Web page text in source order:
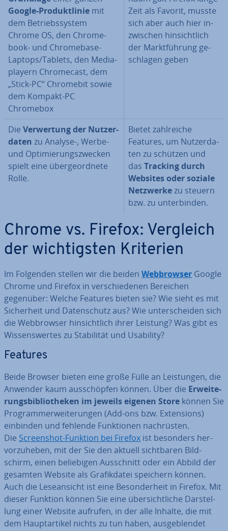
Google-Pro­dukt­li­nie mit
dem Be­triebs­sys­tem
Chrome OS, den Chrome­
book- und Chrome­ba­se-
Laptops/Tablets, den Me­dia­
play­ern Chro­me­cast, dem
„Stick-PC“ Chromebit sowie
dem Kompakt-PC
Chromebox
Zeit als Favorit, musste
sich aber auch hier in­
zwi­schen hin­sicht­lich
der Markt­füh­rung ge­
schla­gen geben
Die Ver­wer­tung der Nut­zer­
da­ten zu Analyse-, Werbe-
und Op­ti­mie­rungs­zwe­cken
spielt eine über­ge­ord­ne­te
Rolle.
Bietet zahl­rei­che
Features, um Nut­zer­da­
ten zu schützen und
das Tracking durch
Websites oder soziale
Netzwerkezu steuern
bzw. zu un­ter­bin­den.
Chrome vs. Firefox: Vergleich
der wich­tigs­ten Kriterien
Im Folgenden stellen wir die beiden Web­brow­ser Google
Chrome und Firefox in ver­schie­de­nen Bereichen
gegenüber: Welche Features bieten sie? Wie sieht es mit
Si­cher­heit und Da­ten­schutz aus? Wie un­ter­schei­den sich
die Web­brow­ser hin­sicht­lich ihrer Leistung? Was gibt es
Wis­sens­wer­tes zu Sta­bi­li­tät und Usability?
Features
Beide Browser bieten eine große Fülle an Leis­tun­gen, die
Anwender kaum aus­schöp­fen können. Über die Er­wei­te­
rungs­bi­blio­the­ken im jeweils eigenen Store können Sie
Pro­gramm­er­wei­te­run­gen (Add-ons bzw. Ex­ten­si­ons)
einbinden und fehlende Funk­tio­nen nach­rüs­ten.
Die Screen­shot-Funktion bei Firefox ist besonders her­
vor­zu­he­ben, mit der Sie den aktuell sicht­ba­ren Bild­
schirm, einen be­lie­bi­gen Aus­schnitt oder ein Abbild der
gesamten Website als Gra­fik­da­tei speichern können.
Auch die Le­se­an­sicht ist eine Be­son­der­heit in Firefox. Mit
dieser Funktion können Sie eine über­sicht­li­che Dar­stel­
lung einer Website aufrufen, in der alle Inhalte, die mit
dem Haupt­ar­ti­kel nichts zu tun haben, aus­ge­blen­det